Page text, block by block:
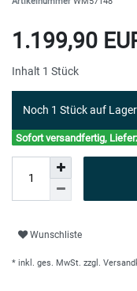
1.199,90
Inhalt 1 Stück
Noch 1 Stück auf Lager
Sofort versandfertig,
Wunschliste
* inkl. ges. MwSt. zzgl.